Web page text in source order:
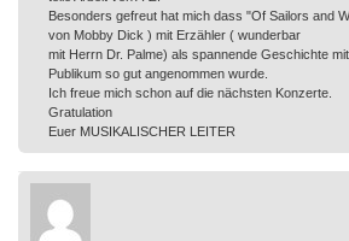
Besonders gefreut hat mich dass "Of Sailors and
von Mobby Dick ) mit Erzähler ( wunderbar
mit Herrn Dr. Palme) als spannende Geschichte
Publikum so gut angenommen wurde.
Ich freue mich schon auf die nächsten Konzerte.
Gratulation
Euer MUSIKALISCHER LEITER